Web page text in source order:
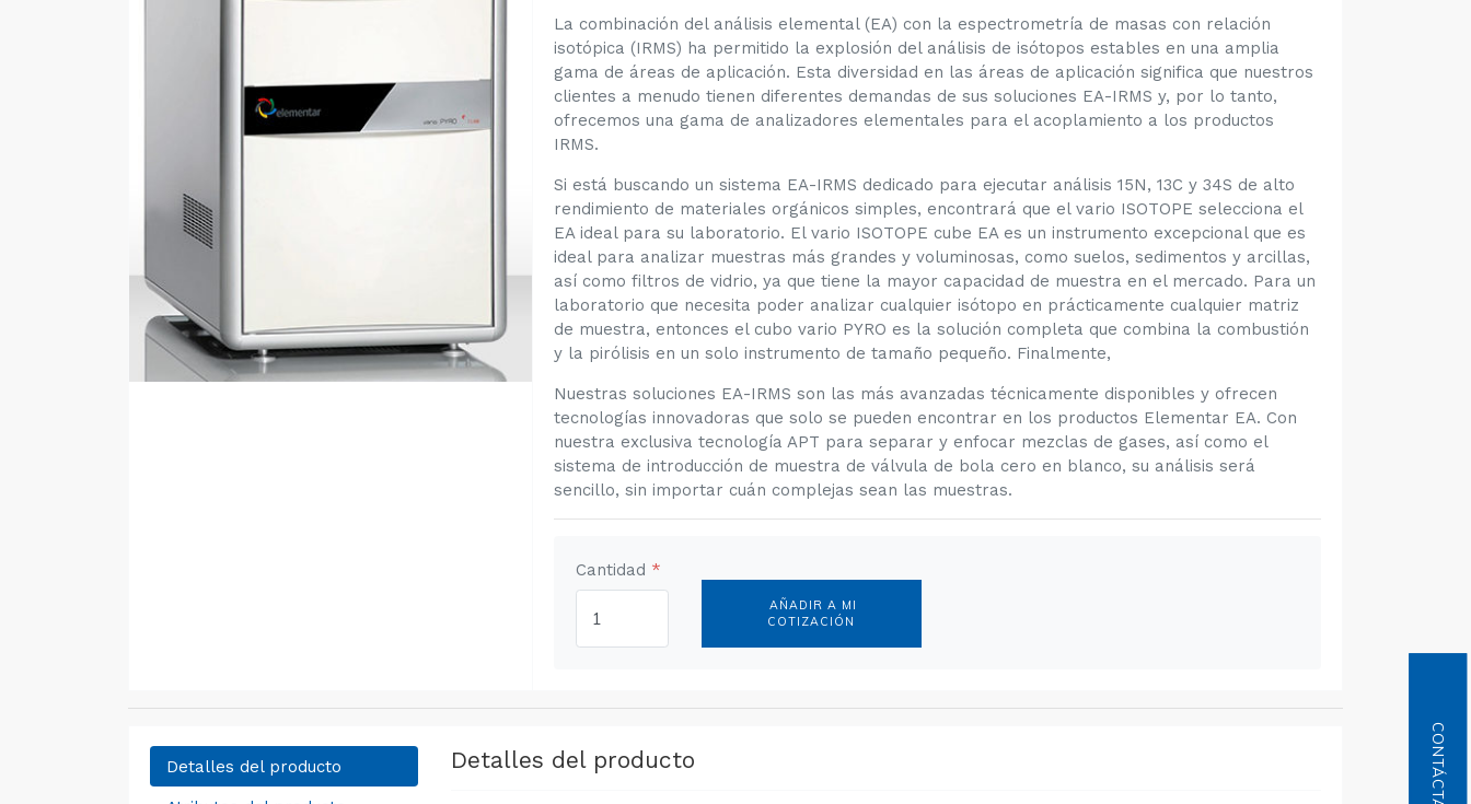
La combinación del análisis elemental (EA) con la espectrometría de masas con relación
isotópica (IRMS) ha permitido la explosión del análisis de isótopos estables en una amplia
gama de áreas de aplicación. Esta diversidad en las áreas de aplicación significa que nuestros
clientes a menudo tienen diferentes demandas de sus soluciones EA-IRMS y, por lo tanto,
ofrecemos una gama de analizadores elementales para el acoplamiento a los productos
IRMS.
Si está buscando un sistema EA-IRMS dedicado para ejecutar análisis 15N, 13C y 34S de alto
rendimiento de materiales orgánicos simples, encontrará que el vario ISOTOPE selecciona el
EA ideal para su laboratorio. El vario ISOTOPE cube EA es un instrumento excepcional que es
ideal para analizar muestras más grandes y voluminosas, como suelos, sedimentos y arcillas,
así como filtros de vidrio, ya que tiene la mayor capacidad de muestra en el mercado. Para un
laboratorio que necesita poder analizar cualquier isótopo en prácticamente cualquier matriz
de muestra, entonces el cubo vario PYRO es la solución completa que combina la combustión
y la pirólisis en un solo instrumento de tamaño pequeño. Finalmente,
Nuestras soluciones EA-IRMS son las más avanzadas técnicamente disponibles y ofrecen
tecnologías innovadoras que solo se pueden encontrar en los productos Elementar EA. Con
nuestra exclusiva tecnología APT para separar y enfocar mezclas de gases, así como el
sistema de introducción de muestra de válvula de bola cero en blanco, su análisis será
sencillo, sin importar cuán complejas sean las muestras.
Cantidad *
AÑADIR A MI
COTIZACIÓN
Detalles del producto Detalles del producto